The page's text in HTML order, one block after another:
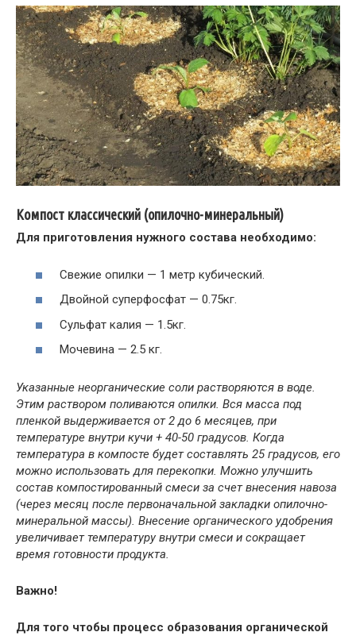
Компост классический (опилочно-минеральный)
Для приготовления нужного состава необходимо:
Свежие опилки — 1 метр кубический.
Двойной суперфосфат — 0.75кг.
Сульфат калия — 1.5кг.
Мочевина — 2.5 кг.
Указанные неорганические соли растворяются в воде.
Этим раствором поливаются опилки. Вся масса под
пленкой выдерживается от 2 до 6 месяцев, при
температуре внутри кучи + 40-50 градусов. Когда
температура в компосте будет составлять 25 градусов, его
можно использовать для перекопки. Можно улучшить
состав компостированный смеси за счет внесения навоза
(через месяц после первоначальной закладки опилочно-
минеральной массы). Внесение органического удобрения
увеличивает температуру внутри смеси и сокращает
время готовности продукта.
Важно!
Для того чтобы процесс образования органической